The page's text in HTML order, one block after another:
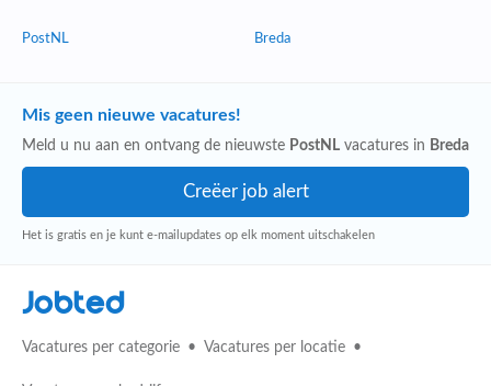
PostNL Breda
Mis geen nieuwe vacatures!
Meld u nu aan en ontvang de nieuwste PostNL vacatures in Breda
Het is gratis en je kunt e-mailupdates op elk moment uitschakelen
Jobted
Vacatures per categorie Vacatures per locatie